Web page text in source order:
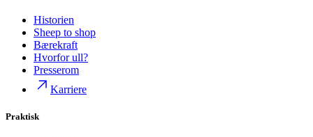
Historien
Sheep to shop
Bærekraft
Hvorfor ull?
Presserom
Karriere
Praktisk